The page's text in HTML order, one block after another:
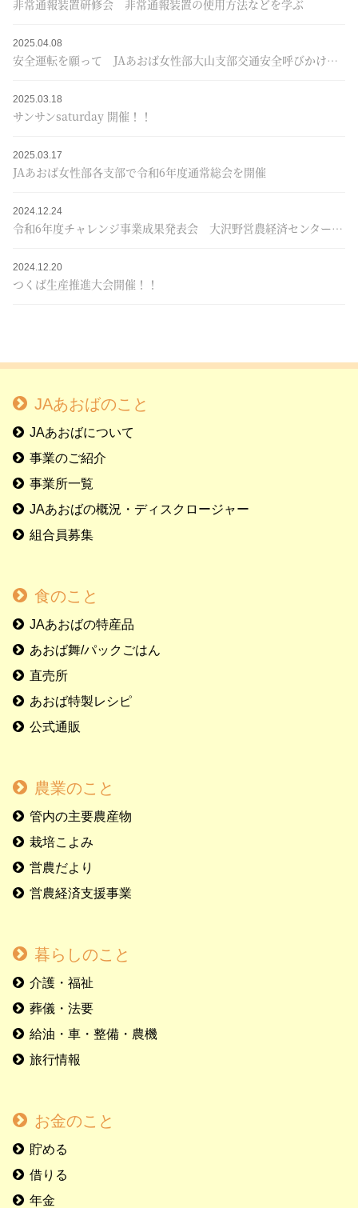
非常通報装置研修会 非常通報装置の使用方法などを学ぶ
2025.04.08
安全運転を願って JAあおば女性部大山支部交通安全呼びかけ運動実施
2025.03.18
サンサンsaturday 開催！！
2025.03.17
JAあおば女性部各支部で令和6年度通常総会を開催
2024.12.24
令和6年度チャレンジ事業成果発表会 大沢野営農経済センターが最優秀賞に選ばれる
2024.12.20
つくば生産推進大会開催！！
JAあおばのこと
JAあおばについて
事業のご紹介
事業所一覧
JAあおばの概況・ディスクロージャー
組合員募集
食のこと
JAあおばの特産品
あおば舞/パックごはん
直売所
あおば特製レシピ
公式通販
農業のこと
管内の主要農産物
栽培こよみ
営農だより
営農経済支援事業
暮らしのこと
介護・福祉
葬儀・法要
給油・車・整備・農機
旅行情報
お金のこと
貯める
借りる
年金